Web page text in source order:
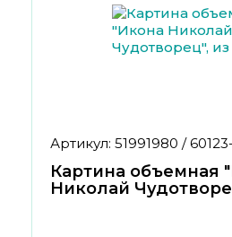
Артикул: 51991980 /
Картина объемная
Николай